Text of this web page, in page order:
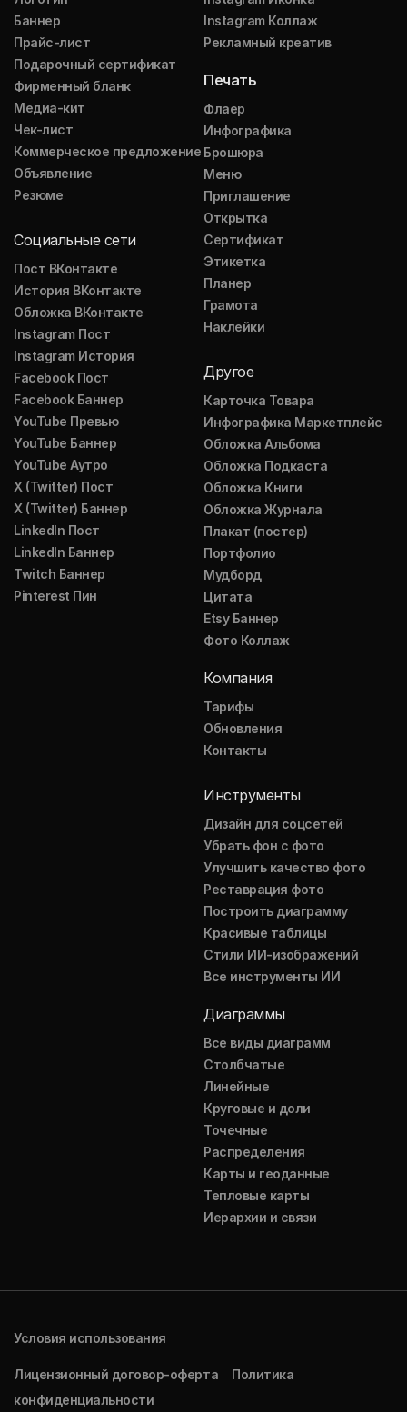
Баннер
Прайс-лист
Подарочный сертификат
Фирменный бланк
Медиа-кит
Чек-лист
Коммерческое предложение
Объявление
Резюме
Социальные сети
Пост ВКонтакте
История ВКонтакте
Обложка ВКонтакте
Instagram Пост
Instagram История
Facebook Пост
Facebook Баннер
YouTube Превью
YouTube Баннер
YouTube Аутро
X (Twitter) Пост
X (Twitter) Баннер
LinkedIn Пост
LinkedIn Баннер
Twitch Баннер
Pinterest Пин
Instagram Коллаж
Рекламный креатив
Печать
Флаер
Инфографика
Брошюра
Меню
Приглашение
Открытка
Сертификат
Этикетка
Планер
Грамота
Наклейки
Другое
Карточка Товара
Инфографика Маркетплейс
Обложка Альбома
Обложка Подкаста
Обложка Книги
Обложка Журнала
Плакат (постер)
Портфолио
Мудборд
Цитата
Etsy Баннер
Фото Коллаж
Компания
Тарифы
Обновления
Контакты
Инструменты
Дизайн для соцсетей
Убрать фон с фото
Улучшить качество фото
Реставрация фото
Построить диаграмму
Красивые таблицы
Стили ИИ-изображений
Все инструменты ИИ
Диаграммы
Все виды диаграмм
Столбчатые
Линейные
Круговые и доли
Точечные
Распределения
Карты и геоданные
Тепловые карты
Иерархии и связи
Условия использования
Лицензионный договор-оферта
Политика
конфиденциальности